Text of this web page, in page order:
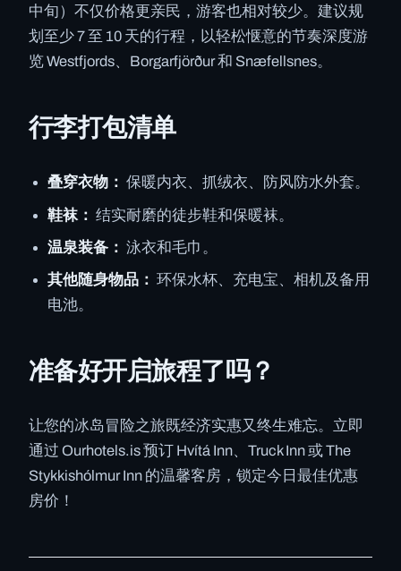
中旬）不仅价格更亲民，游客也相对较少。建议规
划至少 7 至 10 天的行程，以轻松惬意的节奏深度游
览 Westfjords、Borgarfjörður 和 Snæfellsnes。
行李打包清单
叠穿衣物： 保暖内衣、抓绒衣、防风防水外套。
鞋袜： 结实耐磨的徒步鞋和保暖袜。
温泉装备： 泳衣和毛巾。
其他随身物品： 环保水杯、充电宝、相机及备用
电池。
准备好开启旅程了吗？
让您的冰岛冒险之旅既经济实惠又终生难忘。立即
通过 Ourhotels.is 预订 Hvítá Inn、Truck Inn 或 The
Stykkishólmur Inn 的温馨客房，锁定今日最佳优惠
房价！